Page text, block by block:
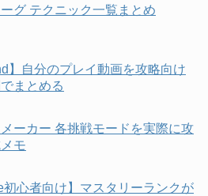
グ テクニック一覧まとめ
】自分のプレイ動画を攻略向け
まとめる
ーカー 各挑戦モードを実際に攻
モ
初心者向け】マスタリーランクが